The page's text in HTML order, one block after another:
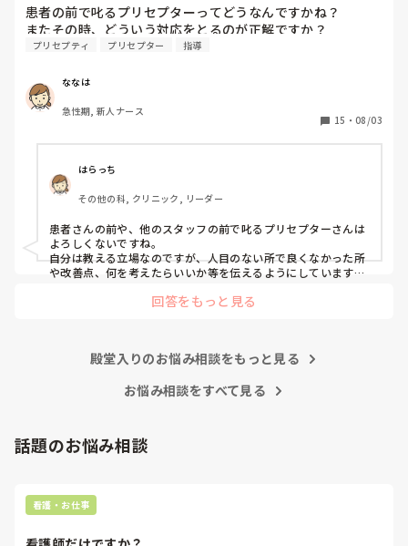
患者の前で叱るプリセプターってどうなんですかね？
プリセプティ プリセプター 指導
ななは
急性期, 新人ナース
15 ・ 08/03
はらっち
その他の科, クリニック, リーダー
患者さんの前や、他のスタッフの前で叱るプリセプターさんは
よろしくないですね。
自分は教える立場なのですが、人目のない所で良くなかった所
や改善点、何を考えたらいいか等を伝えるようにしています。
あまりに見せ付けのように叱られるようなら、師長さんにご相
回答をもっと見る
殿堂入りのお悩み相談をもっと見る
お悩み相談をすべて見る
話題のお悩み相談
看護・お仕事